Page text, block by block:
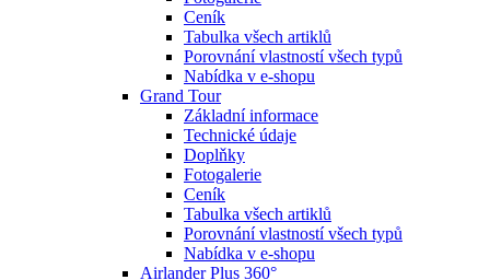
Ceník
Tabulka všech artiklů
Porovnání vlastností všech typů
Nabídka v e-shopu
Grand Tour
Základní informace
Technické údaje
Doplňky
Fotogalerie
Ceník
Tabulka všech artiklů
Porovnání vlastností všech typů
Nabídka v e-shopu
Airlander Plus 360°